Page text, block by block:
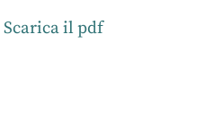
Scarica il pdf